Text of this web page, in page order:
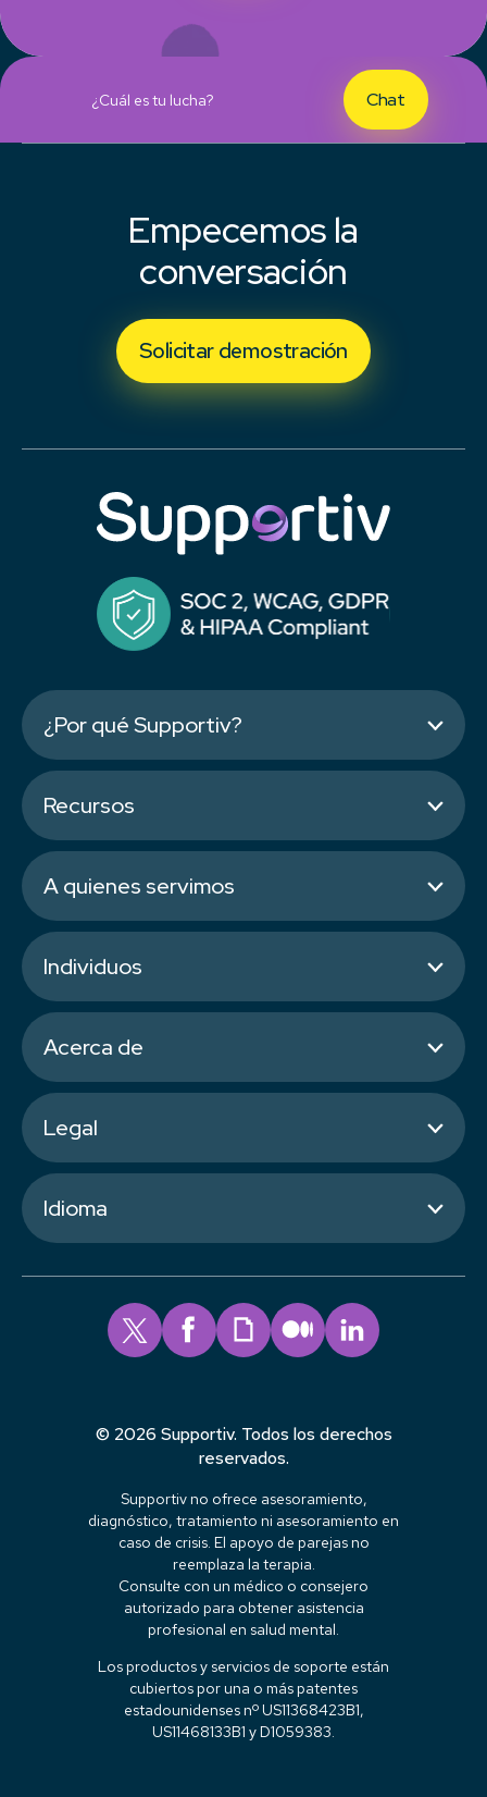
¿Cuál es tu lucha? Chat
Empecemos la
conversación
Solicitar demostración
¿Por qué Supportiv?
Recursos
A quienes servimos
Individuos
Acerca de
Legal
Idioma
© 2026 Supportiv. Todos los derechos
reservados.
Supportiv no ofrece asesoramiento,
diagnóstico, tratamiento ni asesoramiento en
caso de crisis. El apoyo de parejas no
reemplaza la terapia.
Consulte con un médico o consejero
autorizado para obtener asistencia
profesional en salud mental.
Los productos y servicios de soporte están
cubiertos por una o más patentes
estadounidenses nº US11368423B1,
US11468133B1 y D1059383.